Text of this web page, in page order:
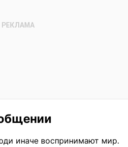
иначе воспринимают мир.